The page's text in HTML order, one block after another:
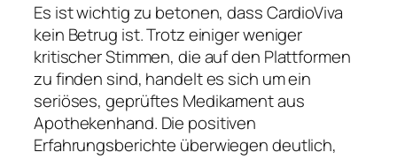
Es ist wichtig zu betonen, dass CardioViva
kein Betrug ist. Trotz einiger weniger
kritischer Stimmen, die auf den Plattformen
zu finden sind, handelt es sich um ein
seriöses, geprüftes Medikament aus
Apothekenhand. Die positiven
Erfahrungsberichte überwiegen deutlich,